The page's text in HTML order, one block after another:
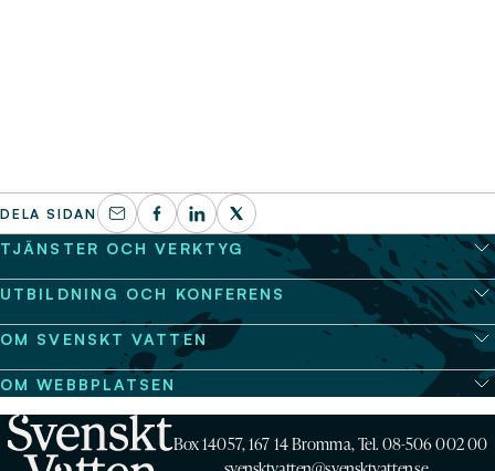
DELA SIDAN
TJÄNSTER OCH VERKTYG
UTBILDNING OCH KONFERENS
OM SVENSKT VATTEN
OM WEBBPLATSEN
Box 14057, 167 14 Bromma, Tel. 08-506 002 00